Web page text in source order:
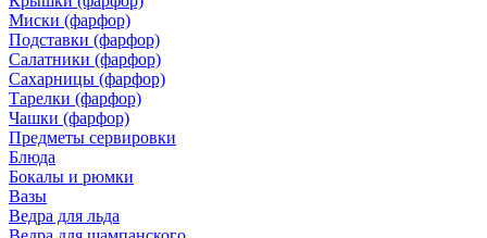
Миски (фарфор)
Подставки (фарфор)
Салатники (фарфор)
Сахарницы (фарфор)
Тарелки (фарфор)
Чашки (фарфор)
Предметы сервировки
Блюда
Бокалы и рюмки
Вазы
Ведра для льда